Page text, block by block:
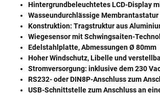
Hintergrundbeleuchtetes LCD-Display
Wasseundurchlässige
Konstruktion: Tragstruktur aus
Wiegesensor mitSchwingsaiten-
Edelstahlplatte, Abmessungen Ø 80mm
Hoher Windschutz, Libelle und
Stromversorgung: inklusive dem 230
RS232- oder DIN8P-Anschluss zum
USB-Schnittstelle zum Anschluss an